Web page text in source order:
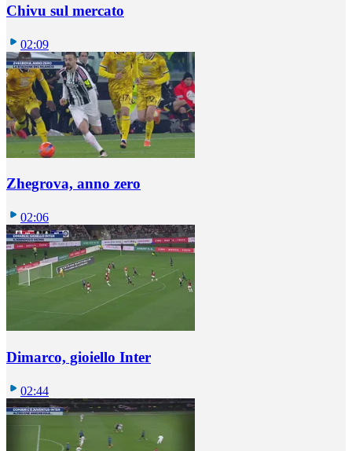
Chivu sul mercato
02:09
Zhegrova, anno zero
02:06
Dimarco, gioiello Inter
02:44